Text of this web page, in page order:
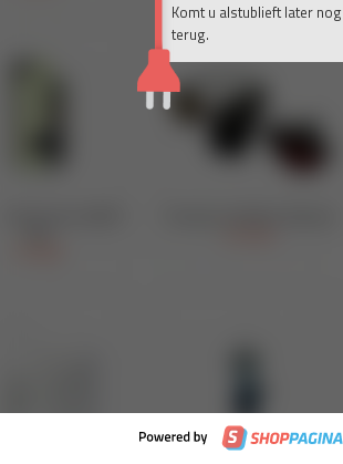
Komt u alstublieft later
terug.